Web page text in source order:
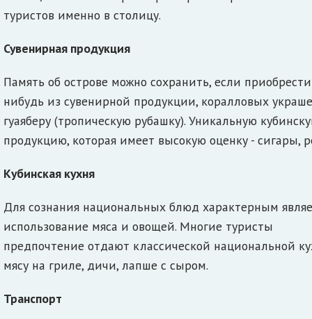
туристов именно в столицу.
Сувенирная продукция
Память об острове можно сохранить, если
нибудь из сувенирной продукции, коралловых
гуаяберу (тропическую рубашку). Уникальную
продукцию, которая имеет высокую оценку - сигары,
Кубинская кухня
Для сознания национальных блюд характерным
использование мяса и овощей. Многие туристы
предпочтение отдают классической национальной
мясу на гриле, дичи, лапше с сыром.
Транспорт